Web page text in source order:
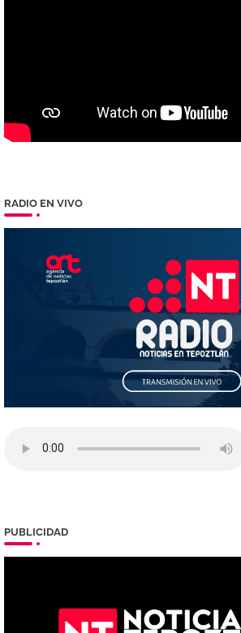
RADIO EN VIVO
PUBLICIDAD